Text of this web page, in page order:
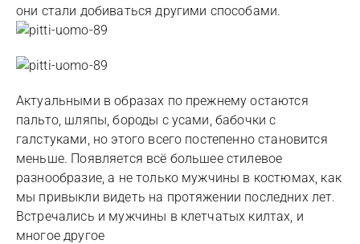
они стали добиваться другими способами.
Актуальными в образах по прежнему остаются
пальто, шляпы, бороды с усами, бабочки с
галстуками, но этого всего постепенно становится
меньше. Появляется всё большее стилевое
разнообразие, а не только мужчины в костюмах, как
мы привыкли видеть на протяжении последних лет.
Встречались и мужчины в клетчатых килтах, и
многое другое